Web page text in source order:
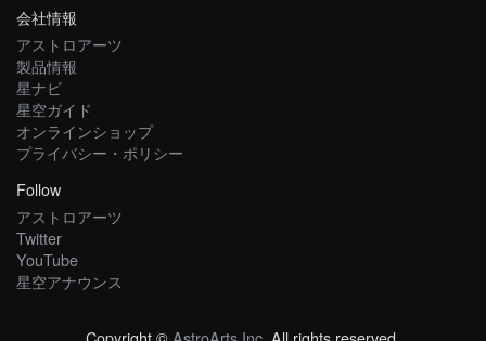
会社情報
アストロアーツ
製品情報
星ナビ
星空ガイド
オンラインショップ
プライバシー・ポリシー
Follow
アストロアーツ
Twitter
YouTube
星空アナウンス